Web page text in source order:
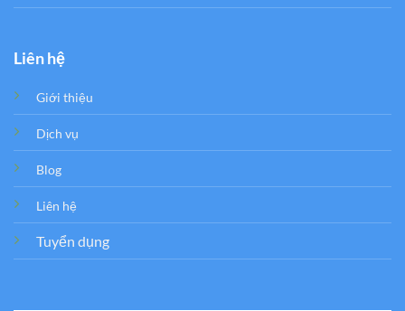
Liên hệ
Giới thiệu
Dịch vụ
Blog
Liên hệ
Tuyển dụng